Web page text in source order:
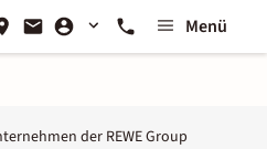
Menü
der REWE Group